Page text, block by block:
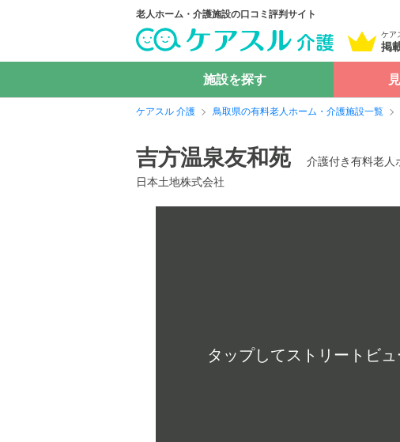
老人ホーム・介護施設の口コミ評判サイト
ケア
掲
施設を探す
ケアスル 介護 鳥取県の有料老人ホーム・介護施設一覧
吉方温泉友和苑
介護付き有料老人
日本土地株式会社